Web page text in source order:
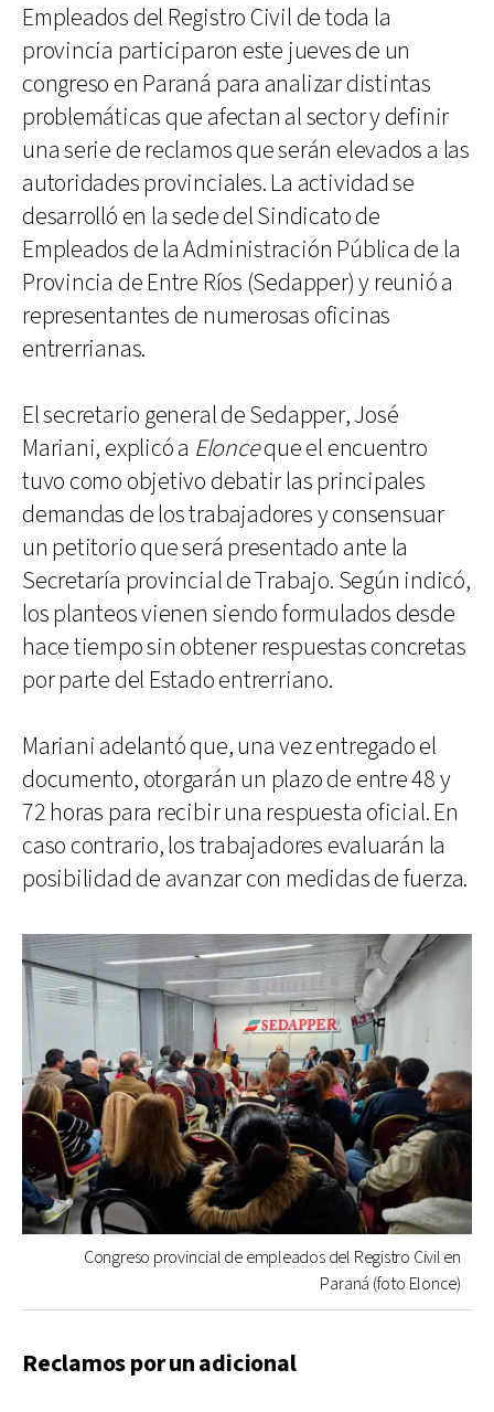
Empleados del Registro Civil de toda la
provincia participaron este jueves de un
congreso en Paraná para analizar distintas
problemáticas que afectan al sector y definir
una serie de reclamos que serán elevados a las
autoridades provinciales. La actividad se
desarrolló en la sede del Sindicato de
Empleados de la Administración Pública de la
Provincia de Entre Ríos (Sedapper) y reunió a
representantes de numerosas oficinas
entrerrianas.
El secretario general de Sedapper, José
Mariani, explicó a Elonceque el encuentro
tuvo como objetivo debatir las principales
demandas de los trabajadores y consensuar
un petitorio que será presentado ante la
Secretaría provincial de Trabajo. Según indicó,
los planteos vienen siendo formulados desde
hace tiempo sin obtener respuestas concretas
por parte del Estado entrerriano.
Mariani adelantó que, una vez entregado el
documento, otorgarán un plazo de entre 48 y
72 horas para recibir una respuesta oficial. En
caso contrario, los trabajadores evaluarán la
posibilidad de avanzar con medidas de fuerza.
Congreso provincial de empleados del Registro Civil en
Paraná (foto Elonce)
Reclamos por un adicional